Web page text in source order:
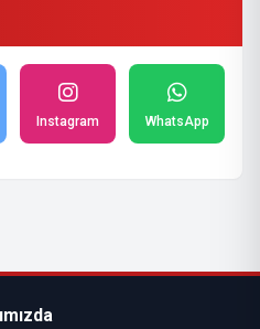
Instagram WhatsApp